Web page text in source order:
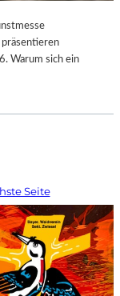
Warum sich ein
Seite